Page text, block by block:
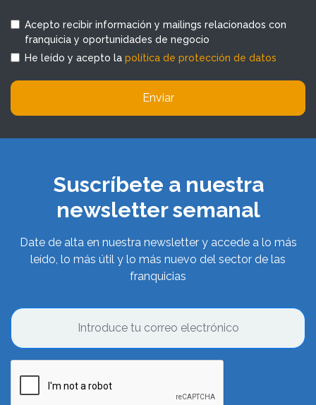
Acepto recibir información y mailings relacionados con
franquicia y oportunidades de negocio
He leído y acepto la política de protección de datos
Enviar
Suscríbete a nuestra
newsletter semanal
Date de alta en nuestra newsletter y accede a lo más
leído, lo más útil y lo más nuevo del sector de las
franquicias